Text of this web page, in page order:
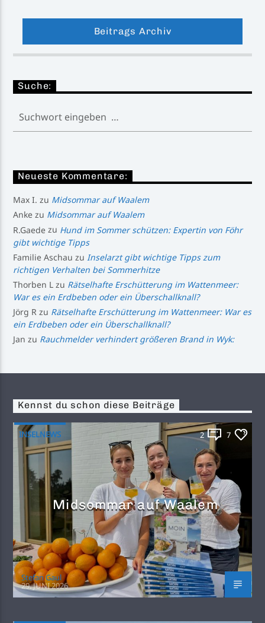
Beitrags Archiv
Suche:
Neueste Kommentare:
Max I. zu Midsommar auf Waalem
Anke zu Midsommar auf Waalem
R.Gaede zu Hund im Sommer schützen: Expertin von Föhr
gibt wichtige Tipps
Familie Aschau zu Inselarzt gibt wichtige Tipps zum
richtigen Verhalten bei Sommerhitze
Thorben L zu Rätselhafte Erschütterung im Wattenmeer:
War es ein Erdbeben oder ein Überschallknall?
Jörg R zu Rätselhafte Erschütterung im Wattenmeer: War es
ein Erdbeben oder ein Überschallknall?
Jan zu Rauchmelder verhindert größeren Brand in Wyk:
Kennst du schon diese Beiträge
INSELNEWS 2 7
Midsommar auf Waalem
Stefan Gaul
29. JUNI 2026